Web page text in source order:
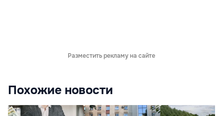
Разместить рекламу на сайте
Похожие новости